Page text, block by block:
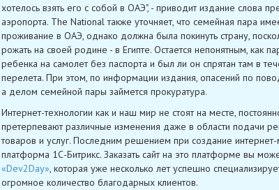
хотелось взять его с собой в ОАЭ", - приводит издание слова
аэропорта. The National также уточняет, что семейная пара
проживание в ОАЭ, однако должна была покинуть страну,
рожать на своей родине - в Египте. Остается непонятным, как
ребенка на самолет без паспорта и был ли он спрятан там в
перелета. При этом, по информации издания, опасений по
а делом семейной пары займется прокуратура.
Интернет-технологии как и наш мир не стоят на месте,
претерпевают различные изменения даже в области подачи
товаров и услуг. Последним решением при создание интернет-
платформа 1С-Битрикс. Заказать сайт на это платформе вы
«Dev2Day», которая уже несколько лет успешно
огромное количество благодарных клиентов.